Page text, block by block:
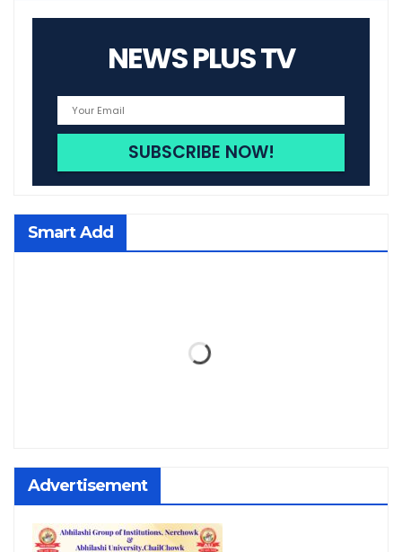
NEWS PLUS TV
Smart Add
Advertisement